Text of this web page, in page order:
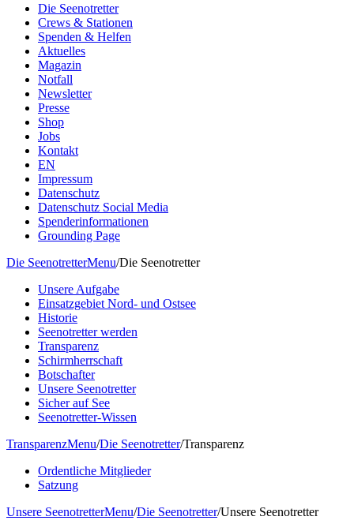
Die Seenotretter
Crews & Stationen
Spenden & Helfen
Aktuelles
Magazin
Notfall
Newsletter
Presse
Shop
Jobs
Kontakt
EN
Impressum
Datenschutz
Datenschutz Social Media
Spenderinformationen
Grounding Page
Die SeenotretterMenu/Die Seenotretter
Unsere Aufgabe
Einsatzgebiet Nord- und Ostsee
Historie
Seenotretter werden
Transparenz
Schirmherrschaft
Botschafter
Unsere Seenotretter
Sicher auf See
Seenotretter-Wissen
TransparenzMenu/Die Seenotretter/Transparenz
Ordentliche Mitglieder
Satzung
Unsere SeenotretterMenu/Die Seenotretter/Unsere Seenotretter